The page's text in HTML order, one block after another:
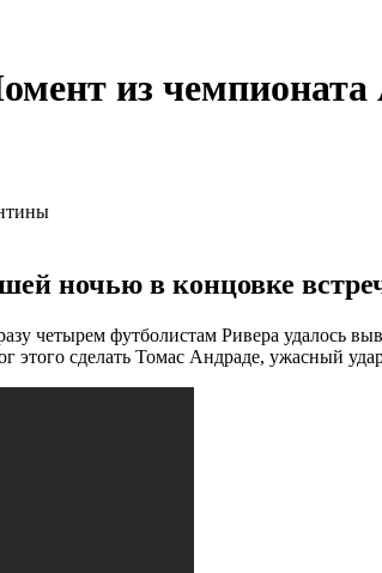
из
ночью в концовке
четырем футболистам Ривера удалось
этого сделать Томас Андраде, ужасный